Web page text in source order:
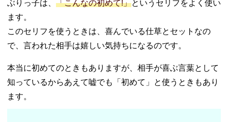
ぶりっ子は、 「こんなの初めて!」というセリフをよく使い
ます。
このセリフを使うときは、喜んでいる仕草とセットなの
で、言われた相手は嬉しい気持ちになるのです。
本当に初めてのときもありますが、相手が喜ぶ言葉として
知っているからあえて嘘でも「初めて」と使うときもあり
ます。